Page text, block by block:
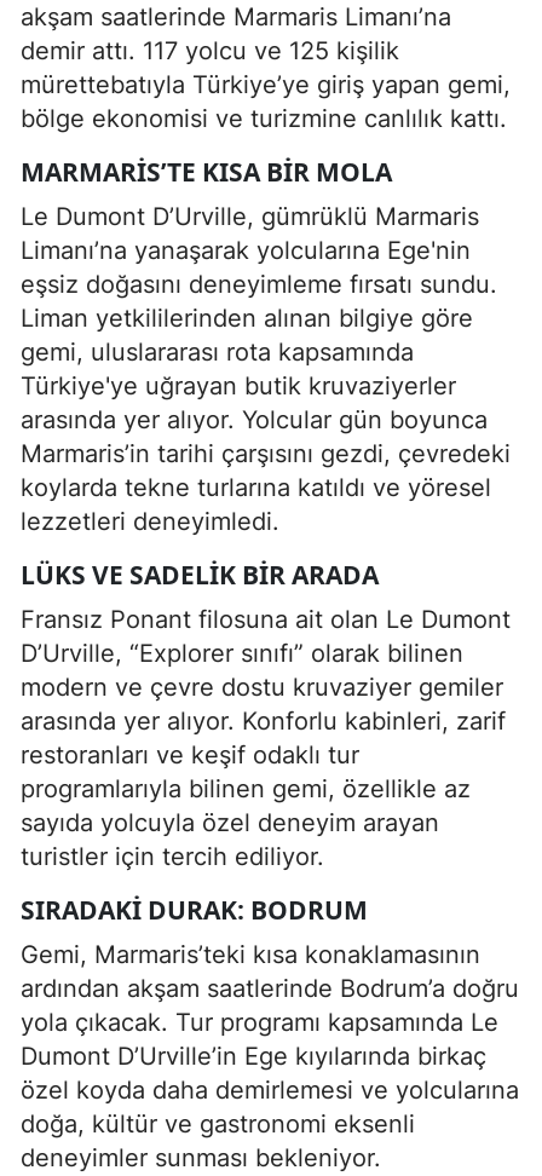
akşam saatlerinde Marmaris Limanı’na
demir attı. 117 yolcu ve 125 kişilik
mürettebatıyla Türkiye’ye giriş yapan gemi,
bölge ekonomisi ve turizmine canlılık kattı.
MARMARIS’TE KISA BIR MOLA
Le Dumont D’Urville, gümrüklü Marmaris
Limanı’na yanaşarak yolcularına Ege'nin
eşsiz doğasını deneyimleme fırsatı sundu.
Liman yetkililerinden alınan bilgiye göre
gemi, uluslararası rota kapsamında
Türkiye'ye uğrayan butik kruvaziyerler
arasında yer alıyor. Yolcular gün boyunca
Marmaris’in tarihi çarşısını gezdi, çevredeki
koylarda tekne turlarına katıldı ve yöresel
lezzetleri deneyimledi.
LÜKS VE SADELIK BIR ARADA
Fransız Ponant filosuna ait olan Le Dumont
D’Urville, “Explorer sınıfı” olarak bilinen
modern ve çevre dostu kruvaziyer gemiler
arasında yer alıyor. Konforlu kabinleri, zarif
restoranları ve keşif odaklı tur
programlarıyla bilinen gemi, özellikle az
sayıda yolcuyla özel deneyim arayan
turistler için tercih ediliyor.
SIRADAKI DURAK: BODRUM
Gemi, Marmaris’teki kısa konaklamasının
ardından akşam saatlerinde Bodrum’a doğru
yola çıkacak. Tur programı kapsamında Le
Dumont D’Urville’in Ege kıyılarında birkaç
özel koyda daha demirlemesi ve yolcularına
doğa, kültür ve gastronomi eksenli
deneyimler sunması bekleniyor.